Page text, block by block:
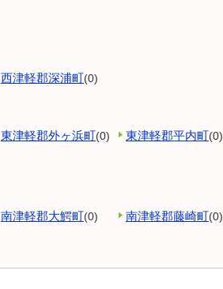
西津軽郡深浦町(0)
東津軽郡外ヶ浜町(0) 東津軽郡平内町(0)
南津軽郡大鰐町(0) 南津軽郡藤崎町(0)